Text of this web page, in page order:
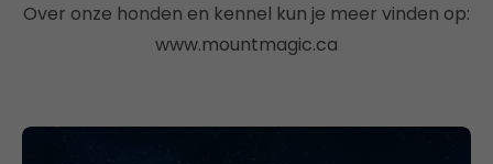
Over onze honden en kennel kun je meer vinden op:
www.mountmagic.ca